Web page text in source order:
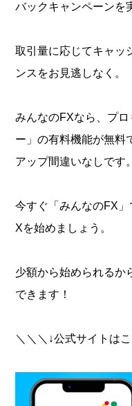
バックキャンペーンを
取引量に応じてキャッ
ンスをお見逃しなく。
みんなのFXなら、プ
ー」の有料機能が無料
アップ間違いなしです。
今すぐ「みんなのFX
Xを始めましょう。
少額から始められるか
できます！
＼＼＼↓公式サイトは